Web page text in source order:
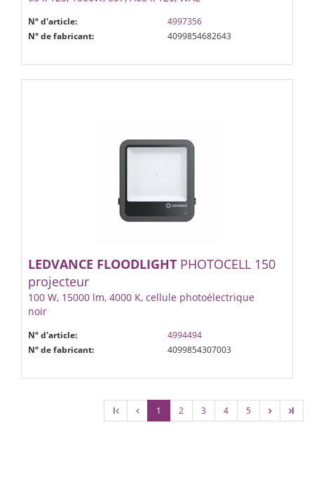
N° d'article:
4997356
N° de fabricant:
4099854682643
LEDVANCE FLOODLIGHT PHOTOCELL 150
projecteur
100 W, 15000 lm, 4000 K, cellule photoélectrique
noir
N° d'article:
4994494
N° de fabricant:
4099854307003
l 1 2 3 4 5 l